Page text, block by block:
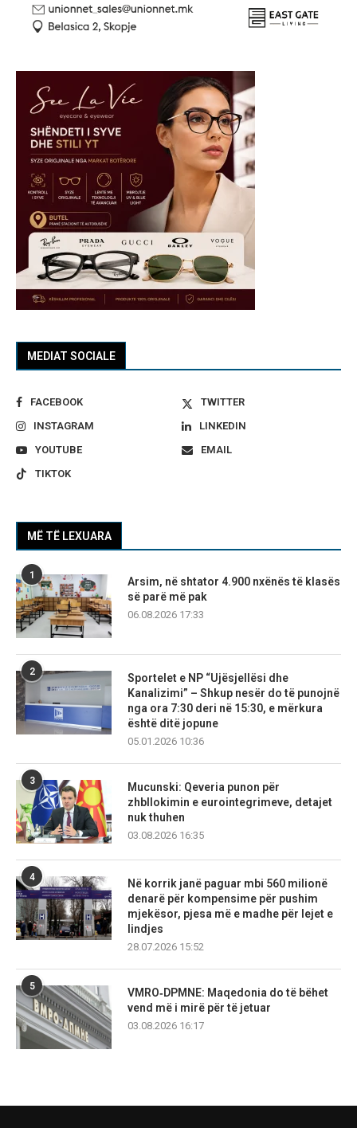
MEDIAT SOCIALE
FACEBOOK
TWITTER
INSTAGRAM
LINKEDIN
YOUTUBE
EMAIL
TIKTOK
MË TË LEXUARA
1
Arsim, në shtator 4.900 nxënës të klasës
së parë më pak
06.08.2026 17:33
2
Sportelet e NP “Ujësjellësi dhe
Kanalizimi” – Shkup nesër do të punojnë
nga ora 7:30 deri në 15:30, e mërkura
është ditë jopune
05.01.2026 10:36
3
Mucunski: Qeveria punon për
zhbllokimin e eurointegrimeve, detajet
nuk thuhen
03.08.2026 16:35
4
Në korrik janë paguar mbi 560 milionë
denarë për kompensime për pushim
mjekësor, pjesa më e madhe për lejet e
lindjes
28.07.2026 15:52
5
VMRO‑DPMNE: Maqedonia do të bëhet
vend më i mirë për të jetuar
03.08.2026 16:17